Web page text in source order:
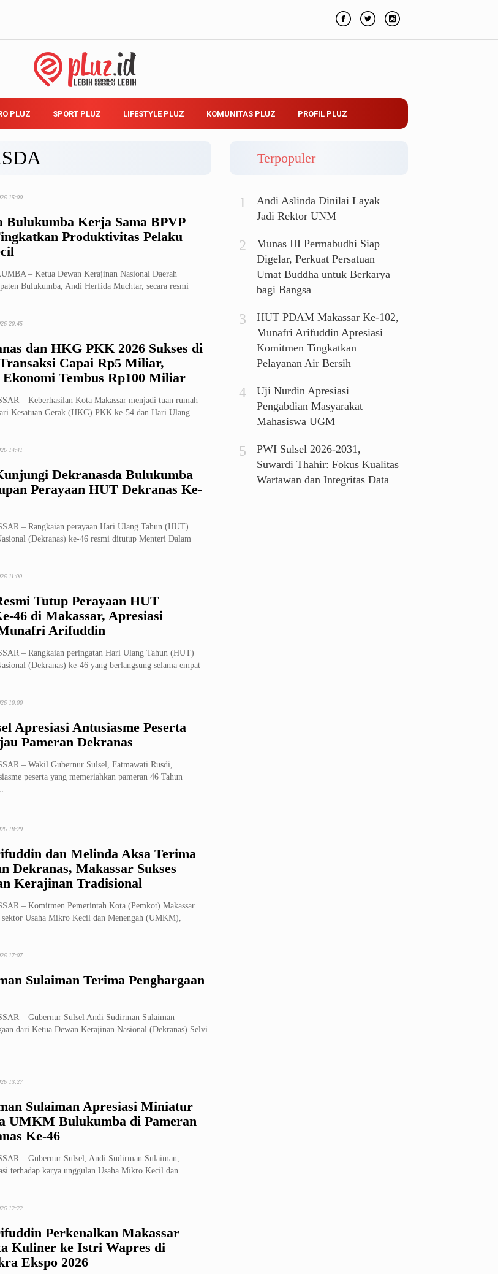
PLUZ SPORT PLUZ LIFESTYLE PLUZ KOMUNITAS PLUZ PROFIL PLUZ
Bulukumba Kerja Sama BPVP
Produktivitas Pelaku
15:00
– Ketua Dewan Kerajinan Nasional Daerah
Bulukumba, Andi Herfida Muchtar, secara resmi
dan HKG PKK 2026 Sukses di
Capai Rp5 Miliar,
Tembus Rp100 Miliar
20:45
– Keberhasilan Kota Makassar menjadi tuan rumah
Kesatuan Gerak (HKG) PKK ke-54 dan Hari Ulang
Dekranasda Bulukumba
Perayaan HUT Dekranas Ke-
14:41
– Rangkaian perayaan Hari Ulang Tahun (HUT)
(Dekranas) ke-46 resmi ditutup Menteri Dalam
Tutup Perayaan HUT
46 di Makassar, Apresiasi
Arifuddin
11:00
– Rangkaian peringatan Hari Ulang Tahun (HUT)
(Dekranas) ke-46 yang berlangsung selama empat
Apresiasi Antusiasme Peserta
Pameran Dekranas
10:00
– Wakil Gubernur Sulsel, Fatmawati Rusdi,
peserta yang memeriahkan pameran 46 Tahun
dan Melinda Aksa Terima
Dekranas, Makassar Sukses
Kerajinan Tradisional
18:29
– Komitmen Pemerintah Kota (Pemkot) Makassar
sektor Usaha Mikro Kecil dan Menengah (UMKM),
Sulaiman Terima Penghargaan
17:07
– Gubernur Sulsel Andi Sudirman Sulaiman
dari Ketua Dewan Kerajinan Nasional (Dekranas) Selvi
Sulaiman Apresiasi Miniatur
UMKM Bulukumba di Pameran
Ke-46
13:27
– Gubernur Sulsel, Andi Sudirman Sulaiman,
terhadap karya unggulan Usaha Mikro Kecil dan
Perkenalkan Makassar
Kuliner ke Istri Wapres di
Ekspo 2026
12:22
Terpopuler
Andi Aslinda Dinilai Layak
Jadi Rektor UNM
Munas III Permabudhi Siap
Digelar, Perkuat Persatuan
Umat Buddha untuk Berkarya
bagi Bangsa
HUT PDAM Makassar Ke-102,
Munafri Arifuddin Apresiasi
Komitmen Tingkatkan
Pelayanan Air Bersih
Uji Nurdin Apresiasi
Pengabdian Masyarakat
Mahasiswa UGM
PWI Sulsel 2026-2031,
Suwardi Thahir: Fokus Kualitas
Wartawan dan Integritas Data